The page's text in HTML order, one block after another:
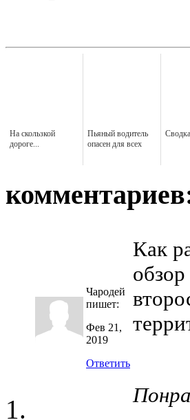
На скользкой
дороге...
Пьяный водитель
опасен для всех
Чародей
пишет:
Фев 21,
2019
Ответить
Как